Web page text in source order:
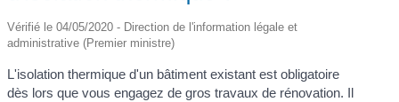
Vérifié le 04/05/2020 - Direction de l'information légale et
administrative (Premier ministre)
L'isolation thermique d'un bâtiment existant est obligatoire
dès lors que vous engagez de gros travaux de rénovation. Il